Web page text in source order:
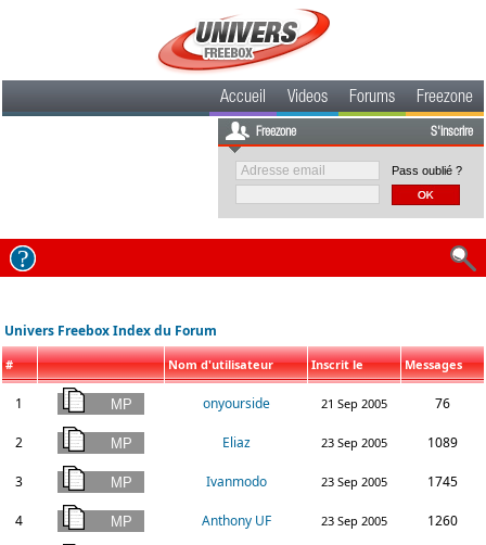
Accueil Videos Forums Freezone
Freezone S'inscrire
Pass oublié ?
Univers Freebox Index du Forum
# Nom d'utilisateur Inscrit le Messages
1 onyourside 21 Sep 2005 76
2 Eliaz 23 Sep 2005 1089
3 Ivanmodo 23 Sep 2005 1745
4 Anthony UF 23 Sep 2005 1260